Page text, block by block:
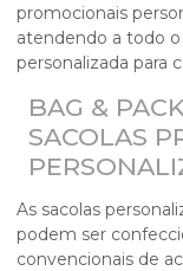
promocionais
atendendo a todo
personalizada para
BAG &
SACOLAS
As sacolas
podem ser
convencionais de